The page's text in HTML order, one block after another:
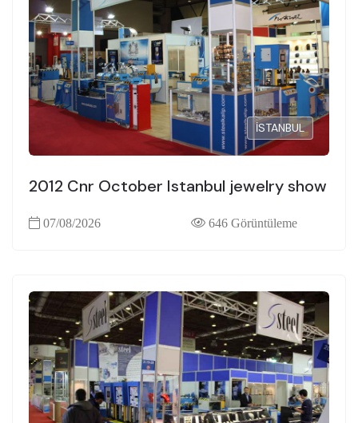
İSTANBUL
2012 Cnr October Istanbul jewelry show
07/08/2026 646 Görüntüleme